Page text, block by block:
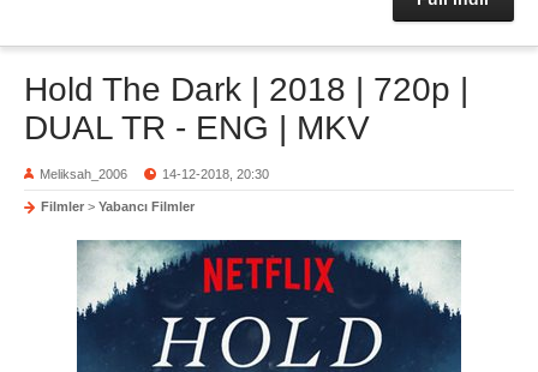
Hold The Dark | 2018 | 720p |
DUAL TR - ENG | MKV
Meliksah_2006 14-12-2018, 20:30
Filmler > Yabancı Filmler